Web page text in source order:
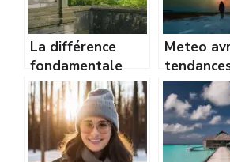
La différence
fondamentale
entre
météorologie et
climatologie
expliquée
Meteo
conseils
s’y